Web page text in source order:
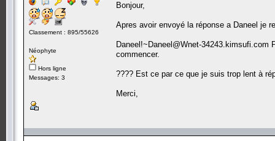
Classement : 895/55626
Néophyte
Hors ligne
Messages: 3
Bonjour,
Apres avoir envoyé la réponse a Daneel je
Daneel!~Daneel@Wnet-
commencer.
???? Est ce par ce que je suis trop lent à
Merci,